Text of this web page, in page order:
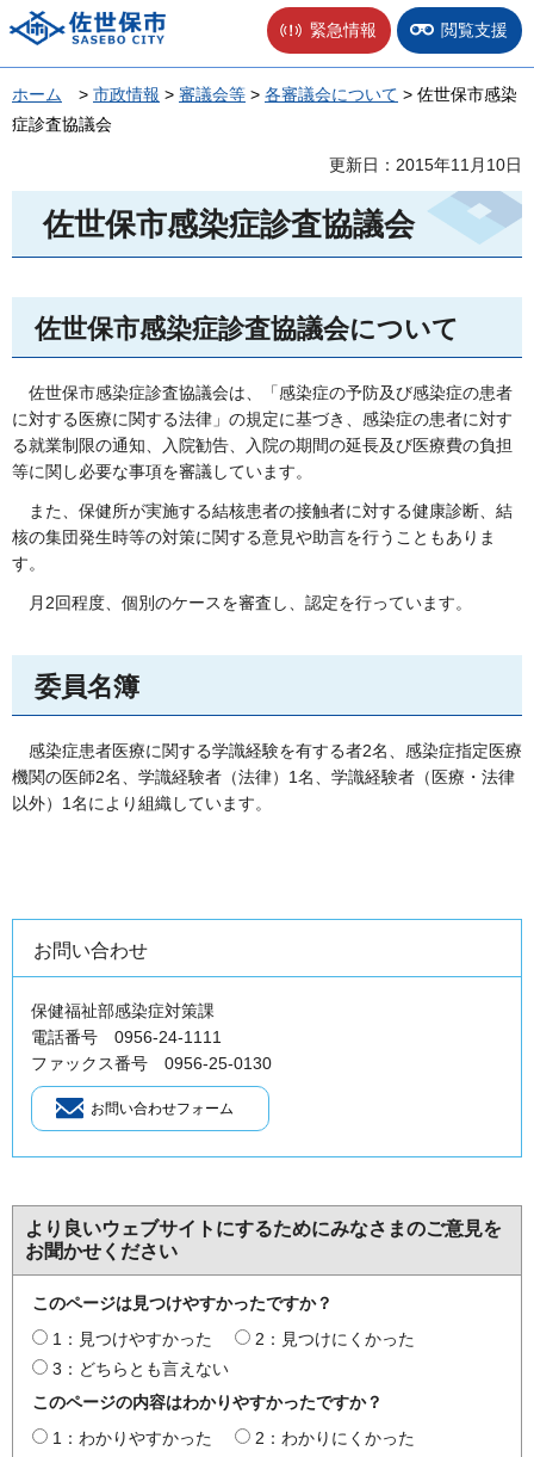
佐世保市 緊急情報 閲覧支援
ホーム > 市政情報 > 審議会等 > 各審議会について > 佐世保市感染
症診査協議会
更新日：2015年11月10日
佐世保市感染症診査協議会
佐世保市感染症診査協議会について
佐世保市感染症診査協議会は、「感染症の予防及び感染症の患者
に対する医療に関する法律」の規定に基づき、感染症の患者に対す
る就業制限の通知、入院勧告、入院の期間の延長及び医療費の負担
等に関し必要な事項を審議しています。
また、保健所が実施する結核患者の接触者に対する健康診断、結
核の集団発生時等の対策に関する意見や助言を行うこともありま
す。
月2回程度、個別のケースを審査し、認定を行っています。
委員名簿
感染症患者医療に関する学識経験を有する者2名、感染症指定医療
機関の医師2名、学識経験者（法律）1名、学識経験者（医療・法律
以外）1名により組織しています。
お問い合わせ
保健福祉部感染症対策課
電話番号 0956-24-1111
ファックス番号 0956-25-0130
より良いウェブサイトにするためにみなさまのご意見を
お聞かせください
このページは見つけやすかったですか？
1：見つけやすかった
2：見つけにくかった
3：どちらとも言えない
このページの内容はわかりやすかったですか？
1：わかりやすかった
2：わかりにくかった